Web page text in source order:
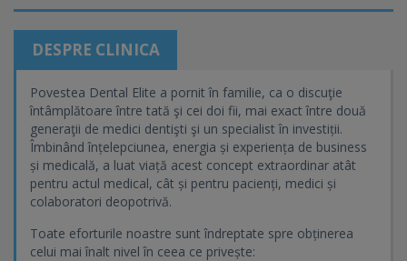
DESPRE CLINICA
Povestea Dental Elite a pornit în familie, ca o discuţie
întâmplătoare între tată şi cei doi fii, mai exact între două
generaţii de medici dentişti şi un specialist în investiții.
Îmbinând înțelepciunea, energia și experiența de business
și medicală, a luat viață acest concept extraordinar atât
pentru actul medical, cât și pentru pacienți, medici și
colaboratori deopotrivă.
Toate eforturile noastre sunt îndreptate spre obținerea
celui mai înalt nivel în ceea ce privește: